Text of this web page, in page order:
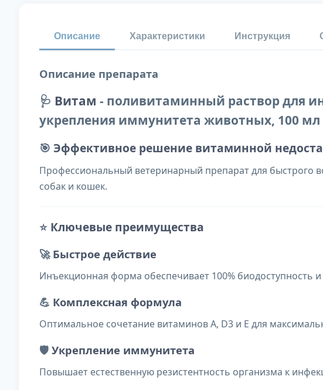
Описание Характеристики Инструкция
Описание препарата
🩺 Витам - поливитаминный раствор для
укрепления иммунитета животных, 100 мл
🎯 Эффективное решение витаминной
Профессиональный ветеринарный препарат для быстрого
собак и кошек.
⭐ Ключевые преимущества
🚀 Быстрое действие
Инъекционная форма обеспечивает 100% биодоступность
💪 Комплексная формула
Оптимальное сочетание витаминов A, D3 и E для
🛡️ Укрепление иммунитета
Повышает естественную резистентность организма к